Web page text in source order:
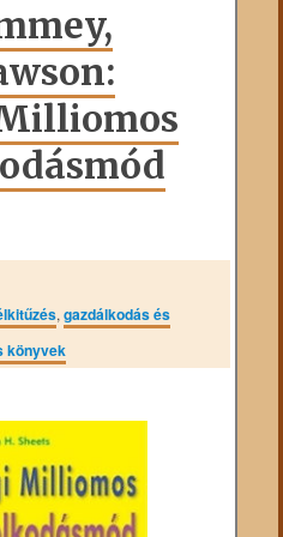
,gazdálkodás és
könyvek